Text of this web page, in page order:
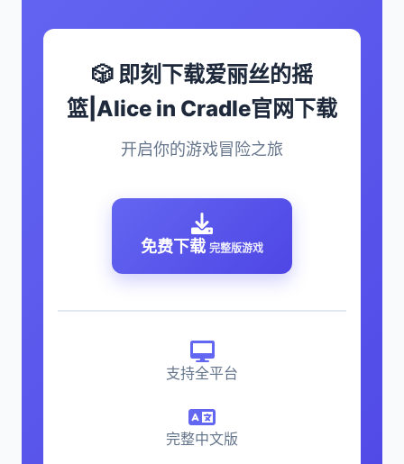
🎲 即刻下载爱丽丝的摇
篮|Alice in Cradle官网下载
开启你的游戏冒险之旅
免费下载 完整版游戏
支持全平台
完整中文版